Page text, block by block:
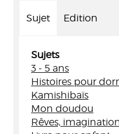
Sujet Edition
Sujets
3 - 5 ans
Histoires pour
Kamishibaïs
Mon doudou
Rêves,